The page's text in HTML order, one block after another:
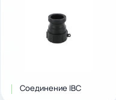
Соединение IBC